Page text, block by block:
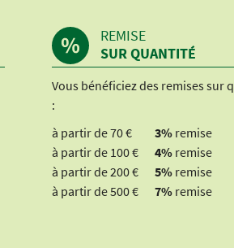
REMISE
SUR QUANTITÉ
Vous bénéficiez des remises sur
:
à partir de 70 €
3% remise
à partir de 100 €
4% remise
à partir de 200 €
5% remise
à partir de 500 €
7% remise